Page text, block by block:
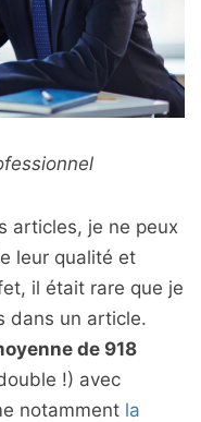
articles, je ne peux
leur qualité et
il était rare que je
dans un article.
de 918
!) avec
notamment la